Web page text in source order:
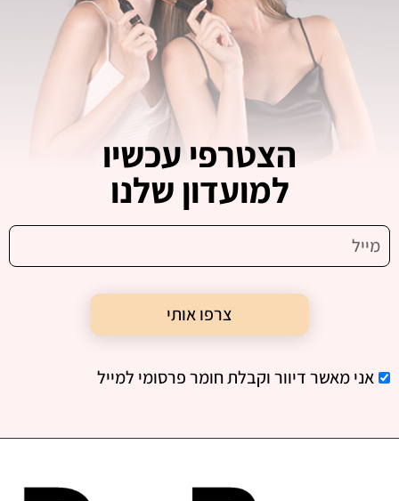
הצטרפי עכשיו
למועדון שלנו
אני מאשר דיוור וקבלת חומר פרסומי למייל
צרפו אותי